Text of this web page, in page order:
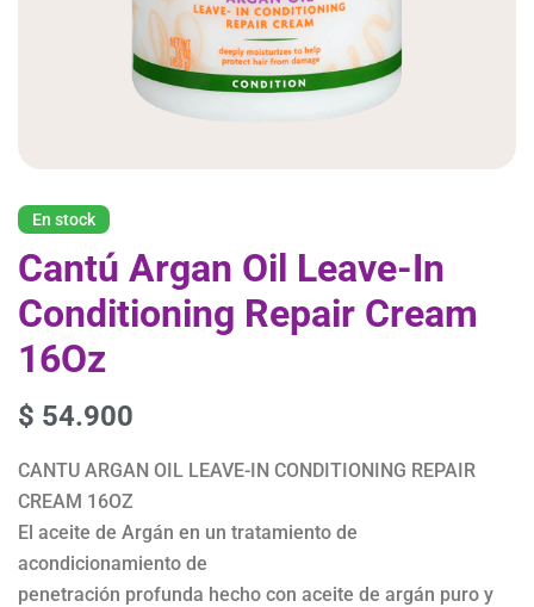
En stock
Cantú Argan Oil Leave-In
Conditioning Repair Cream
16Oz
$ 54.900
CANTU ARGAN OIL LEAVE-IN CONDITIONING REPAIR
CREAM 16OZ
El aceite de Argán en un tratamiento de
acondicionamiento de
penetración profunda hecho con aceite de argán puro y